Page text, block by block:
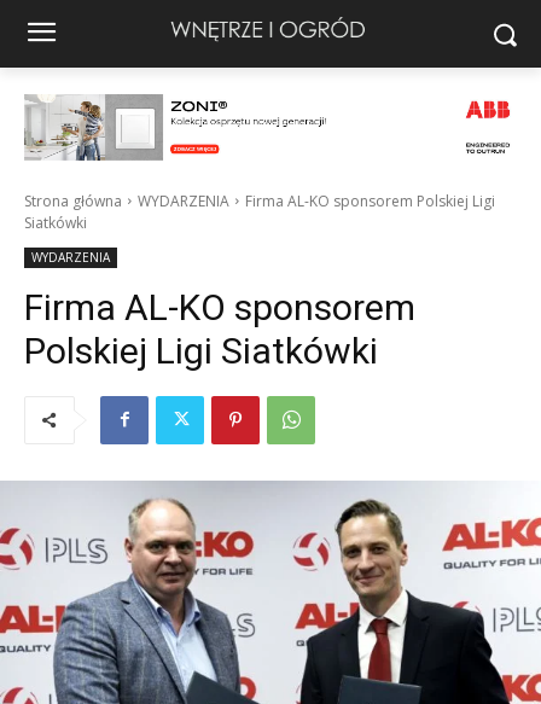
Strona główna WYDARZENIA
Firma AL-KO sponsorem Polskiej Ligi
Siatkówki
WYDARZENIA
Firma AL-KO sponsorem
Polskiej Ligi Siatkówki